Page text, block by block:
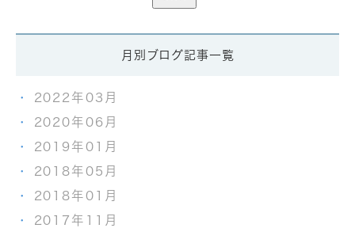
月別ブログ記事一覧
2022年03月
2020年06月
2019年01月
2018年05月
2018年01月
2017年11月